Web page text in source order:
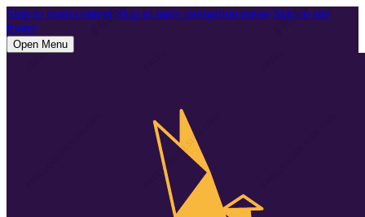
Skip to main content Skip to main navigation menu Skip to site
footer
Open Menu